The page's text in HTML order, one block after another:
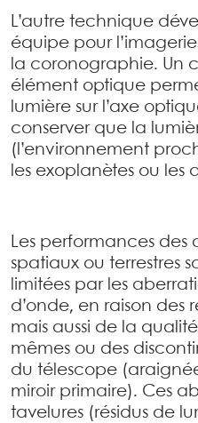
L’autre technique
équipe pour
la coronographie. Un
élément optique
lumière sur l’axe
conserver que la
(l’environnement
les exoplanètes ou les
Les performances des
spatiaux ou terrestres
limitées par les
d’onde, en raison des
mais aussi de la
mêmes ou des
du télescope
miroir primaire). Ces
tavelures (résidus de